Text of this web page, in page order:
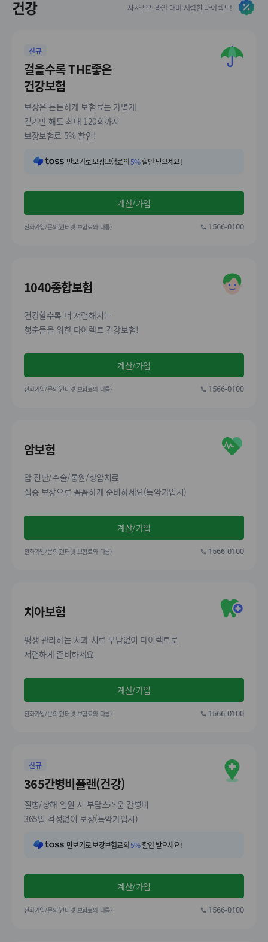
건강 자사 오프라인 대비 저렴한 다이렉트!
신규
걸을수록 THE좋은
건강보험
보장은 든든하게 보험료는 가볍게
걷기만 해도 최대 120회까지
보장보험료 5% 할인!
만보기로 보장보험료의5%할인 받으세요!
계산/가입
전화가입/문의(인터넷 보험료와 다름) 1566-0100
1040종합보험
건강할수록 더 저렴해지는
청춘들을 위한 다이렉트 건강보험!
계산/가입
전화가입/문의(인터넷 보험료와 다름) 1566-0100
암보험
암 진단/수술/통원/항암치료
집중 보장으로 꼼꼼하게 준비하세요(특약가입시)
계산/가입
전화가입/문의(인터넷 보험료와 다름) 1566-0100
치아보험
평생 관리하는 치과 치료 부담없이 다이렉트로
저렴하게 준비하세요
계산/가입
전화가입/문의(인터넷 보험료와 다름) 1566-0100
신규
365간병비플랜(건강)
질병/상해 입원 시 부담스러운 간병비
365일 걱정없이 보장(특약가입시)
만보기로 보장보험료의5%할인 받으세요!
계산/가입
전화가입/문의(인터넷 보험료와 다름) 1566-0100